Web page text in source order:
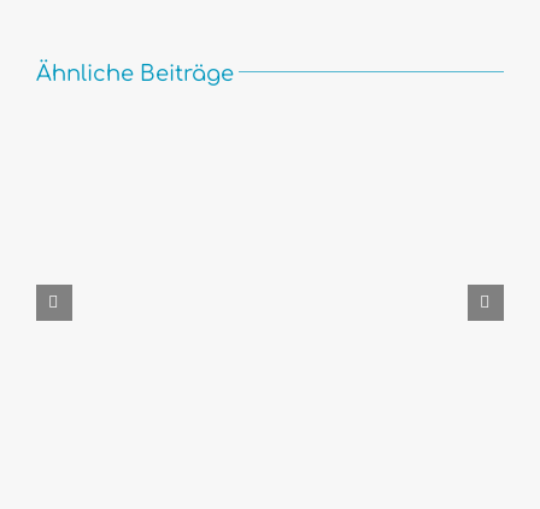
Ähnliche Beiträge